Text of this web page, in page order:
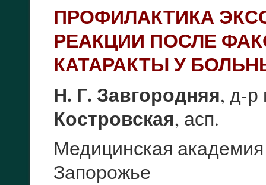
ПРОФИЛАКТИКА
РЕАКЦИИ ПОСЛЕ
КАТАРАКТЫ У
Н. Г. Завгородняя, д-р
Костровская, асп.
Медицинская
Запорожье